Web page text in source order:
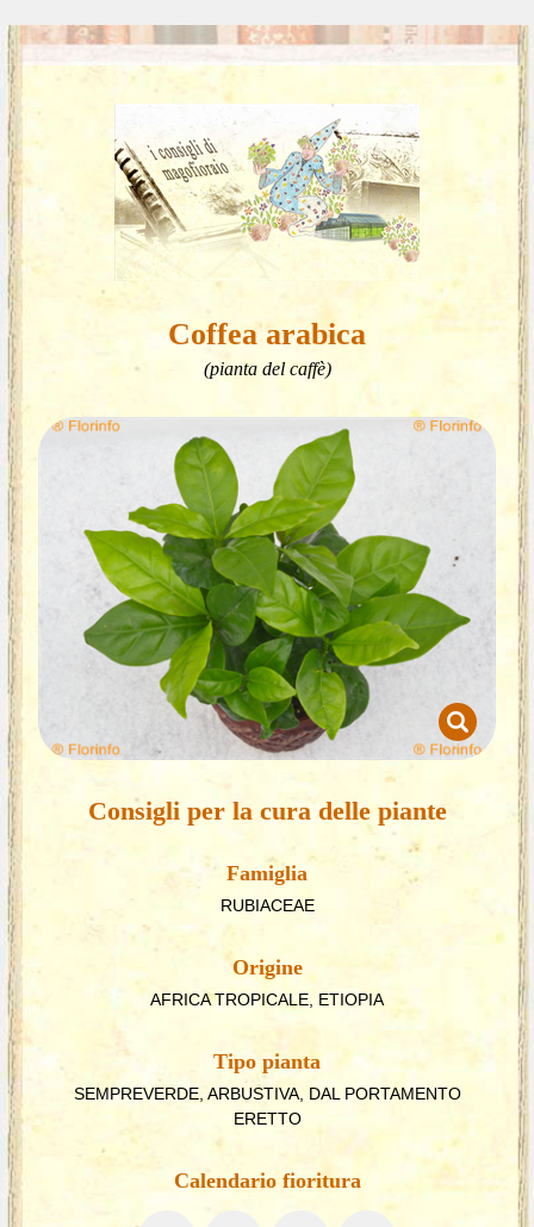
Coffea arabica
(pianta del caffè)
Consigli per la cura delle piante
Famiglia
RUBIACEAE
Origine
AFRICA TROPICALE, ETIOPIA
Tipo pianta
SEMPREVERDE, ARBUSTIVA, DAL PORTAMENTO
ERETTO
Calendario fioritura